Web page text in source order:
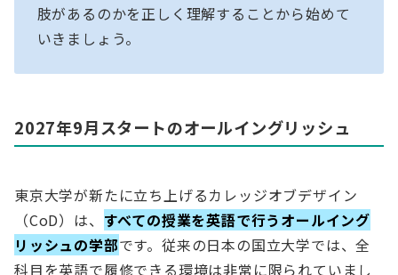
肢があるのかを正しく理解することから始めて
いきましょう。
2027年9月スタートのオールイングリッシュ
東京大学が新たに立ち上げるカレッジオブデザイン
（CoD）は、 すべての授業を英語で行うオールイング
リッシュの学部です。従来の日本の国立大学では、全
科目を英語で履修できる環境は非常に限られていまし